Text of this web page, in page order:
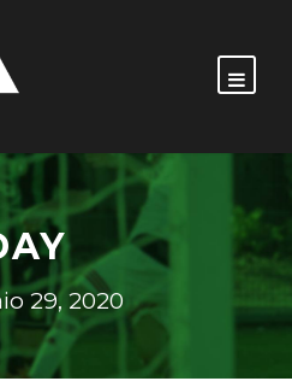
29, 2020